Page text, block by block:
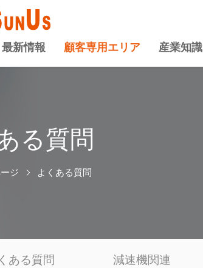
最新情報 顧客専用エリア 産業知識
る質問
ジ よくある質問
ある質問 減速機関連